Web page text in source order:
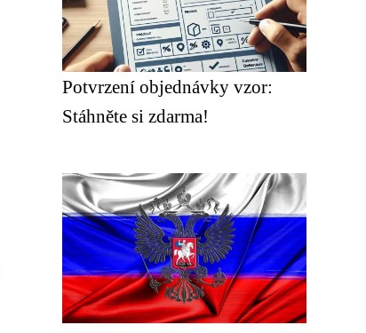
Potvrzení objednávky vzor:
Stáhněte si zdarma!